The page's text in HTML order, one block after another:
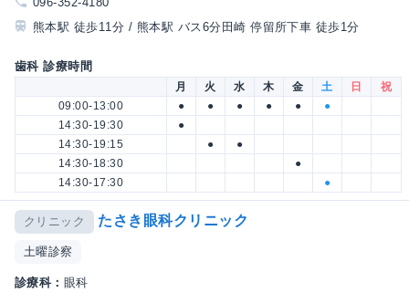
熊本駅 徒歩11分 / 熊本駅 バス6分田崎 停留所下車 徒歩1分
歯科 診療時間
月 火 水 木 金 土 日
祝
09:00-13:00
● ● ● ● ●
●
14:30-19:30
●
14:30-19:15
●
●
14:30-18:30
●
14:30-17:30
●
クリニック たさき眼科クリニック
土曜診察
診療科： 眼科